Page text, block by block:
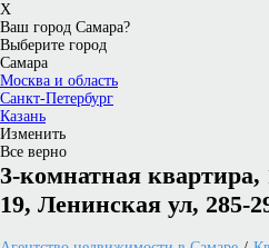
X
Ваш город Самара?
Выберите город
Самара
Москва и область
Санкт-Петербург
Казань
Изменить
Все верно
3-комнатная квартира,
19, Ленинская ул,